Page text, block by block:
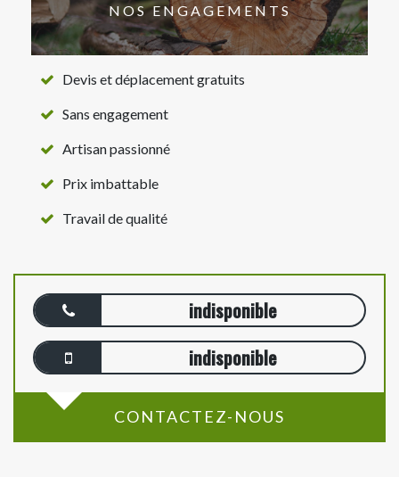
NOS ENGAGEMENTS
Devis et déplacement gratuits
Sans engagement
Artisan passionné
Prix imbattable
Travail de qualité
indisponible
indisponible
CONTACTEZ-NOUS